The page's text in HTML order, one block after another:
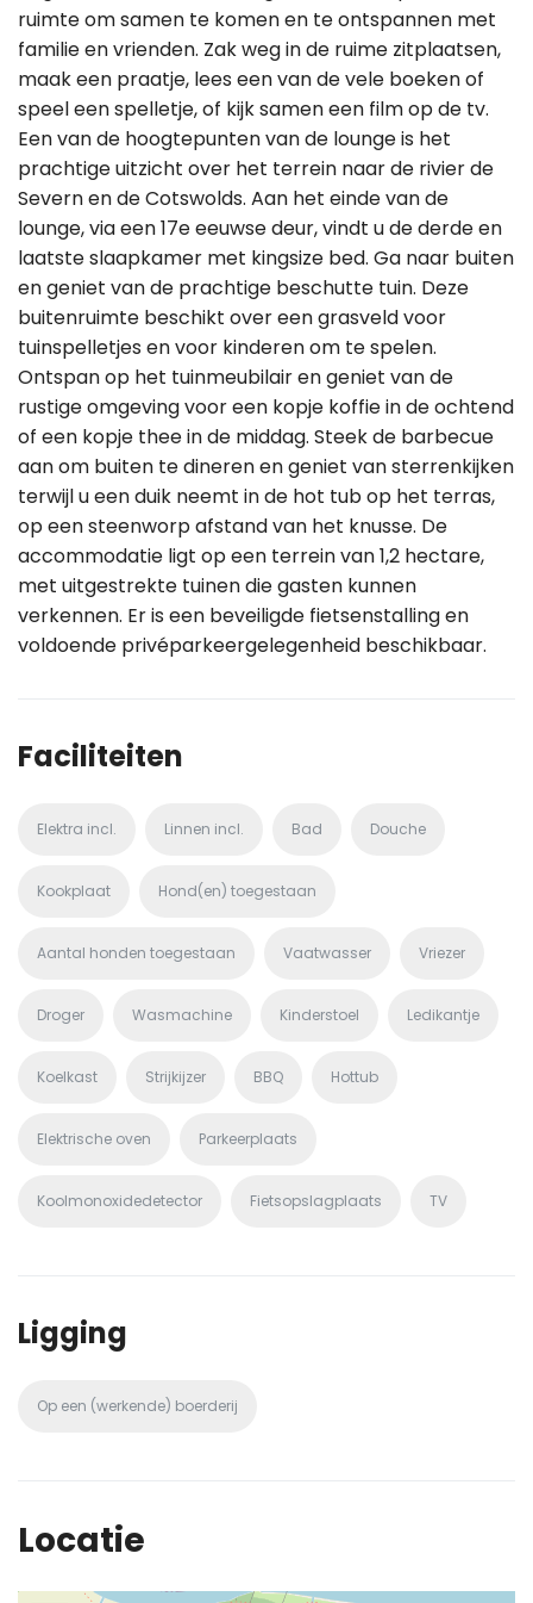
ruimte om samen te komen en te ontspannen met
familie en vrienden. Zak weg in de ruime zitplaatsen,
maak een praatje, lees een van de vele boeken of
speel een spelletje, of kijk samen een film op de tv.
Een van de hoogtepunten van de lounge is het
prachtige uitzicht over het terrein naar de rivier de
Severn en de Cotswolds. Aan het einde van de
lounge, via een 17e eeuwse deur, vindt u de derde en
laatste slaapkamer met kingsize bed. Ga naar buiten
en geniet van de prachtige beschutte tuin. Deze
buitenruimte beschikt over een grasveld voor
tuinspelletjes en voor kinderen om te spelen.
Ontspan op het tuinmeubilair en geniet van de
rustige omgeving voor een kopje koffie in de ochtend
of een kopje thee in de middag. Steek de barbecue
aan om buiten te dineren en geniet van sterrenkijken
terwijl u een duik neemt in de hot tub op het terras,
op een steenworp afstand van het knusse. De
accommodatie ligt op een terrein van 1,2 hectare,
met uitgestrekte tuinen die gasten kunnen
verkennen. Er is een beveiligde fietsenstalling en
voldoende privéparkeergelegenheid beschikbaar.
Faciliteiten
Elektra incl. Linnen incl. Bad Douche
Kookplaat Hond(en) toegestaan
Aantal honden toegestaan Vaatwasser Vriezer
Droger Wasmachine Kinderstoel Ledikantje
Koelkast Strijkijzer BBQ Hottub
Elektrische oven Parkeerplaats
Koolmonoxidedetector Fietsopslagplaats TV
Ligging
Op een (werkende) boerderij
Locatie